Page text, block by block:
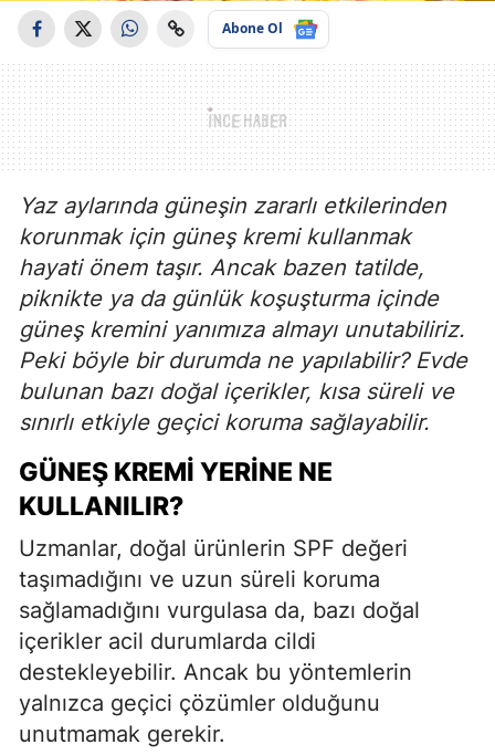
Abone Ol
Yaz aylarında güneşin zararlı etkilerinden
korunmak için güneş kremi kullanmak
hayati önem taşır. Ancak bazen tatilde,
piknikte ya da günlük koşuşturma içinde
güneş kremini yanımıza almayı unutabiliriz.
Peki böyle bir durumda ne yapılabilir? Evde
bulunan bazı doğal içerikler, kısa süreli ve
sınırlı etkiyle geçici koruma sağlayabilir.
GÜNEŞ KREMI YERINE NE
KULLANILIR?
Uzmanlar, doğal ürünlerin SPF değeri
taşımadığını ve uzun süreli koruma
sağlamadığını vurgulasa da, bazı doğal
içerikler acil durumlarda cildi
destekleyebilir. Ancak bu yöntemlerin
yalnızca geçici çözümler olduğunu
unutmamak gerekir.